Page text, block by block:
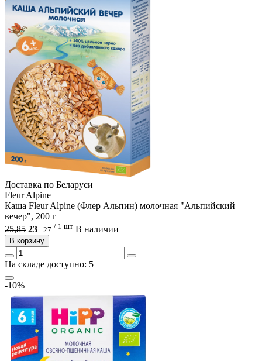
Доcтавка по Беларуси
Fleur Alpine
Каша Fleur Alpine (Флер Альпин) молочная "Альпийский
вечер", 200 г
25,85 23 . 27 / 1 шт В наличии
В корзину
На складе доступно: 5
-10%